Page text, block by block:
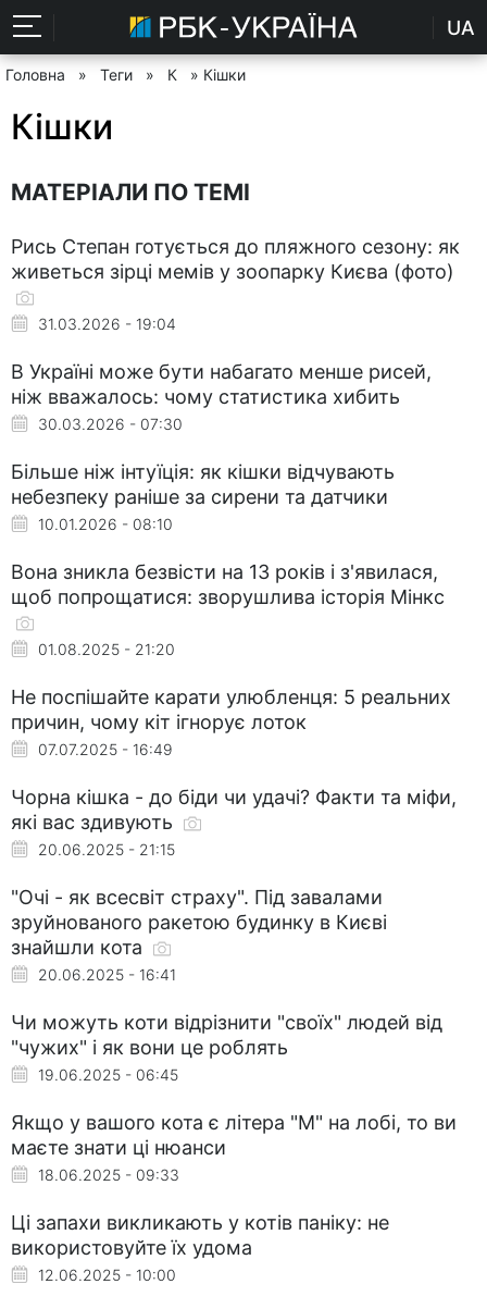
UA
Головна » Теги » К » Кішки
Кішки
МАТЕРІАЛИ ПО ТЕМІ
Рись Степан готується до пляжного сезону: як
живеться зірці мемів у зоопарку Києва (фото)
31.03.2026 - 19:04
В Україні може бути набагато менше рисей,
ніж вважалось: чому статистика хибить
30.03.2026 - 07:30
Більше ніж інтуїція: як кішки відчувають
небезпеку раніше за сирени та датчики
10.01.2026 - 08:10
Вона зникла безвісти на 13 років і з'явилася,
щоб попрощатися: зворушлива історія Мінкс
01.08.2025 - 21:20
Не поспішайте карати улюбленця: 5 реальних
причин, чому кіт ігнорує лоток
07.07.2025 - 16:49
Чорна кішка - до біди чи удачі? Факти та міфи,
які вас здивують
20.06.2025 - 21:15
"Очі - як всесвіт страху". Під завалами
зруйнованого ракетою будинку в Києві
знайшли кота
20.06.2025 - 16:41
Чи можуть коти відрізнити "своїх" людей від
"чужих" і як вони це роблять
19.06.2025 - 06:45
Якщо у вашого кота є літера "М" на лобі, то ви
маєте знати ці нюанси
18.06.2025 - 09:33
Ці запахи викликають у котів паніку: не
використовуйте їх удома
12.06.2025 - 10:00